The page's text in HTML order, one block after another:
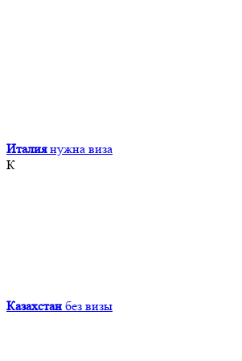
Италия нужна виза
К
Казахстан без визы